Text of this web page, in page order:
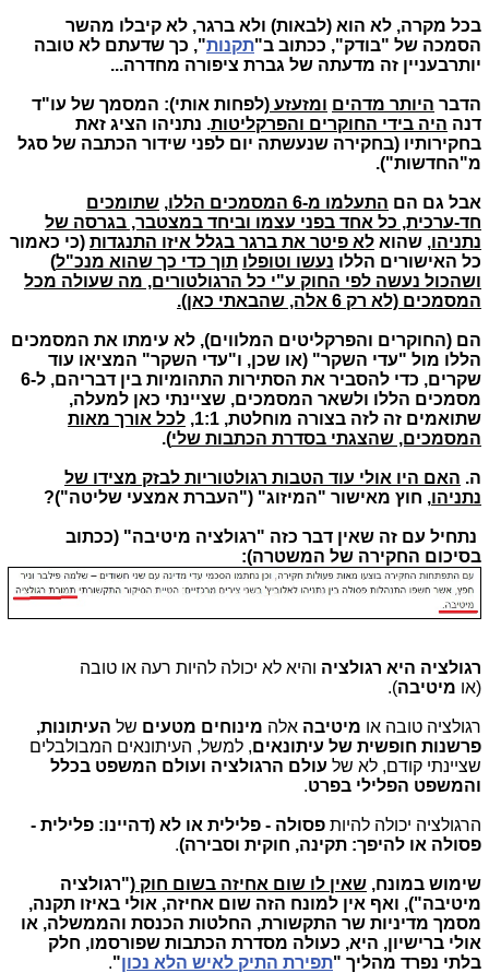
בכל מקרה, לא הוא (לבאות) ולא ברגר, לא קיבלו מהשר
הסמכה של "בודק", ככתוב ב"תקנות", כך שדעתם לא טובה
יותרבעניין זה מדעתה של גברת ציפורה מחדרה...
הדבר היותר מדהים ומזעזע (לפחות אותי): המסמך של עו"ד
דנה היה בידי החוקרים והפרקליטות. נתניהו הציג זאת
בחקירותיו (בחקירה שנעשתה יום לפני שידור הכתבה של סגל
מ"החדשות").
אבל גם הם התעלמו מ-6 המסמכים הללו , שתומכים
חד-ערכית, כל אחד בפני עצמו וביחד במצטבר, בגרסה של
נתניהו, שהוא לא פיטר את ברגר בגלל איזו התנגדות (כי כאמור
כל האישורים הללו נעשו וטופלו תוך כדי כך שהוא מנכ"ל)
ושהכול נעשה לפי החוק ע"י כל הרגולטורים, מה שעולה מכל
המסמכים (לא רק 6 אלה, שהבאתי כאן).
הם (החוקרים והפרקליטים המלווים), לא עימתו את המסמכים
הללו מול "עדי השקר" (או שכן, ו"עדי השקר" המציאו עוד
שקרים, כדי להסביר את הסתירות התהומיות בין דבריהם, ל-6
מסמכים הללו ולשאר המסמכים, שציינתי כאן למעלה,
שתואמים זה לזה בצורה מוחלטת, 1:1,
לכל אורך מאות
המסמכים, שהצגתי בסדרת הכתבות שלי).
ה. האם היו אולי עוד הטבות רגולטוריות לבזק מצידו של
נתניהו, חוץ מאישור "המיזוג" ("העברת אמצעי שליטה")?
נתחיל עם זה שאין דבר כזה "רגולציה מיטיבה" (ככתוב
בסיכום החקירה של המשטרה):
רגולציה היא רגולציה והיא לא יכולה להיות רעה או טובה
(או מיטיבה).
רגולציה טובה או מיטיבה אלה מינוחים מטעים של העיתונות,
פרשנות חופשית של עיתונאים, למשל, העיתונאים המבולבלים
שציינתי קודם, לא של עולם הרגולציה ועולם המשפט בכלל
והמשפט הפלילי בפרט.
הרגולציה יכולה להיות פסולה - פלילית או לא (דהיינו: פלילית -
פסולה או להיפך: תקינה, חוקית וסבירה).
שימוש במונח, שאין לו שום אחיזה בשום חוק ("רגולציה
מיטיבה"), ואף אין למונח הזה שום אחיזה, אולי באיזו תקנה,
מסמך מדיניות שר התקשורת, החלטות הכנסת והממשלה, או
אולי ברישיון, היא, כעולה מסדרת הכתבות שפורסמו, חלק
בלתי נפרד מהליך "תפירת התיק לאיש הלא נכון"
.